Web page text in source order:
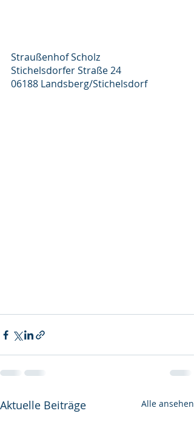
Straußenhof Scholz
Stichelsdorfer Straße 24
06188 Landsberg/Stichelsdorf
Aktuelle Beiträge Alle ansehen